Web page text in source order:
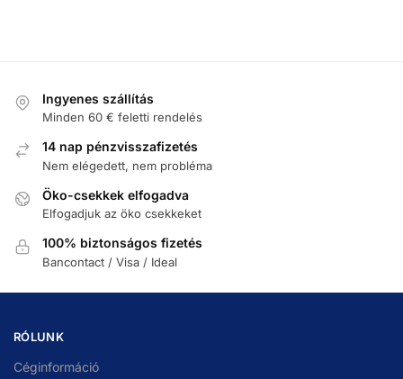
Ingyenes szállítás
Minden 60 € feletti rendelés
14 nap pénzvisszafizetés
Nem elégedett, nem probléma
Öko-csekkek elfogadva
Elfogadjuk az öko csekkeket
100% biztonságos fizetés
Bancontact / Visa / Ideal
RÓLUNK
Céginformáció